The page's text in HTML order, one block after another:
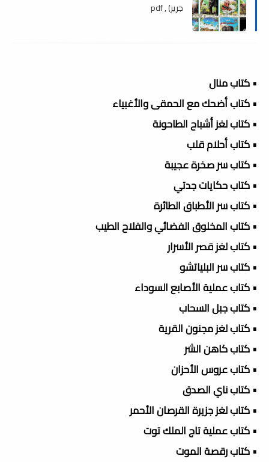
جرير) , pdf
• كتاب منال
• كتاب أضحك مع الحمقى والأغبياء
• كتاب لغز أشباح الطاحونة
• كتاب أحلام قلب
• كتاب سر صخرة عجيبة
• كتاب حكايات جدتي
• كتاب سر الأطباق الطائرة
• كتاب المخلوق الفضائي والفلاح الطيب
• كتاب لغز قصر الأسرار
• كتاب سر البلياتشو
• كتاب عملية الأصابع السوداء
• كتاب جبل السحاب
• كتاب لغز مجنون القرية
• كتاب كاهن الشر
• كتاب عروس الأحزان
• كتاب ناي الصدق
• كتاب لغز جزيرة القرصان الأحمر
• كتاب عملية تاج الملك توت
• كتاب رقصة الموت